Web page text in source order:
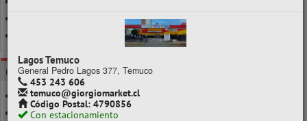
Lagos Temuco
General Pedro Lagos 377, Temuco
453 243 606
temuco@giorgiomarket.cl
Código Postal: 4790856
Con estacionamiento
CATEGORÍAS
ABACOS
ARENA MAGICA